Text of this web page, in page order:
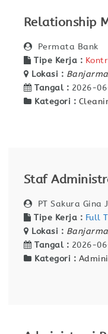
Relationship
Permata Bank
Tipe Kerja :
Lokasi :
Tangal : 2026-
Kategori :
Staf
PT Sakura Gina
Tipe Kerja : Full
Lokasi :
Tangal : 2026-
Kategori :